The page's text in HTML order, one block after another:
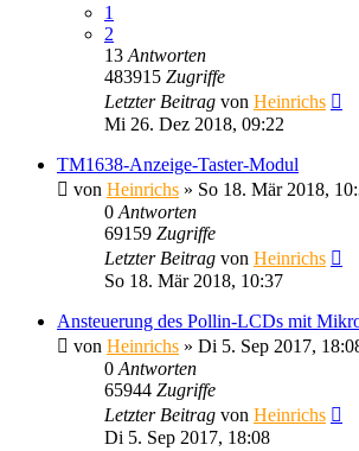
1
2
13 Antworten
483915 Zugriffe
Letzter Beitrag von Heinrichs
Mi 26. Dez 2018, 09:22
TM1638-Anzeige-Taster-Modul
von Heinrichs » So 18. Mär 2018,
0 Antworten
69159 Zugriffe
Letzter Beitrag von Heinrichs
So 18. Mär 2018, 10:37
Ansteuerung des Pollin-LCDs mit
von Heinrichs » Di 5. Sep 2017,
0 Antworten
65944 Zugriffe
Letzter Beitrag von Heinrichs
Di 5. Sep 2017, 18:08